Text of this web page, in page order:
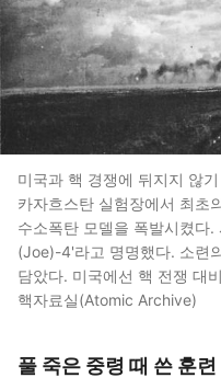
미국과 핵 경쟁에 뒤지지 않
카자흐스탄 실험장에서 최초
수소폭탄 모델을 폭발시켰다
(Joe)-4'라고 명명했다. 소련
담았다. 미국에선 핵 전쟁 대
핵자료실(Atomic Archive)
풀 죽은 중령 때 쓴 훈